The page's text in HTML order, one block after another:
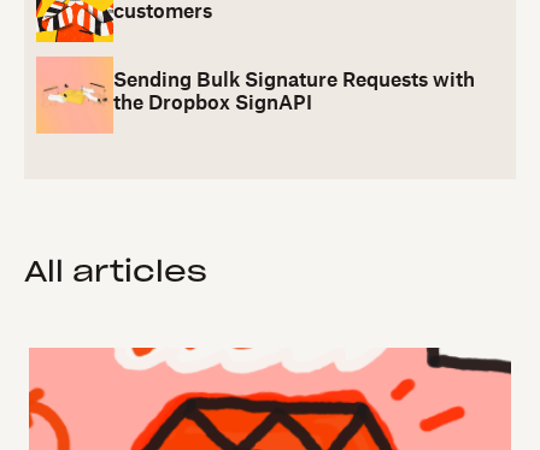
customers
Sending Bulk Signature Requests with
the Dropbox SignAPI
All articles